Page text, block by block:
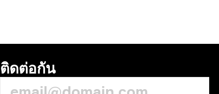
ติดต่อกัน